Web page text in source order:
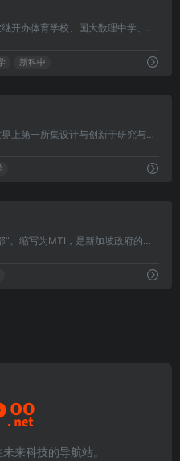
新加坡科技中学是新加坡继开办体育学校、国大数理中学、艺术学院后的第四所自主专才学校，提供四年教育。于2008年3月3日正式创校，并于2010年1月4日正式开课。
新科中
新加坡科技设计大学是世界上第一所集设计与创新于研究与工程中的大学。
贸易与工业部简称“贸工部”、缩写为MTI，是新加坡政府的一个部门，主要负责新加坡贸易和工业政策的制定和实施。
来科技的导航站。